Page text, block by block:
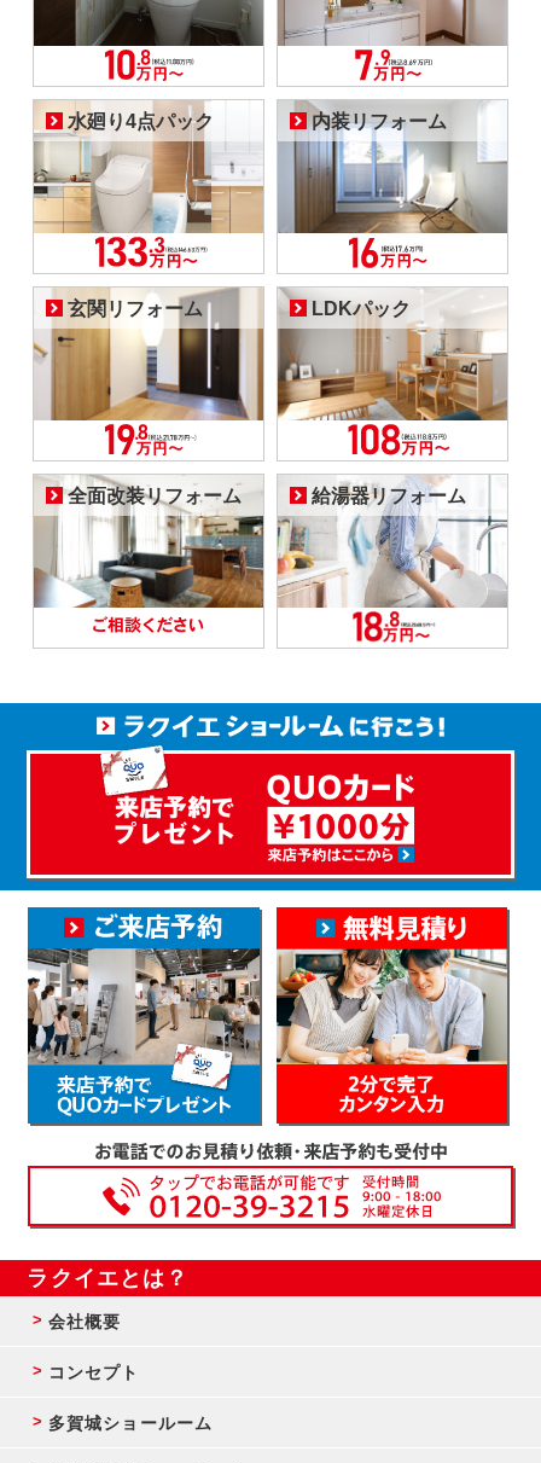
水廻り4点パック 内装リフォーム
玄関リフォーム LDKパック
全面改装リフォーム 給湯器リフォーム
ラクイエとは？
会社概要
コンセプト
多賀城ショールーム